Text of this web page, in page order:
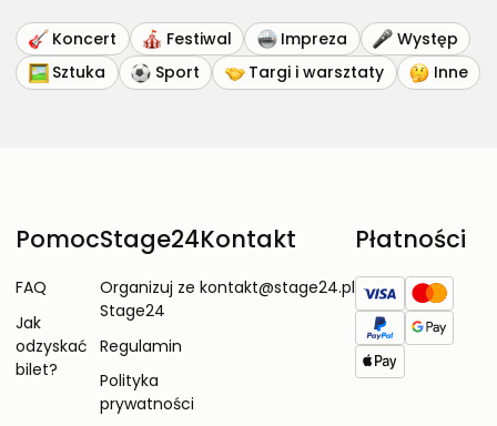
Koncert Festiwal Impreza
Występ
Sztuka
Sport Targi i warsztaty Inne
Pomoc
FAQ
Jak
odzyskać
bilet?
Stage24
Organizuj ze
Stage24
Regulamin
Polityka
prywatności
Kontakt
kontakt@stage24.pl
Płatności